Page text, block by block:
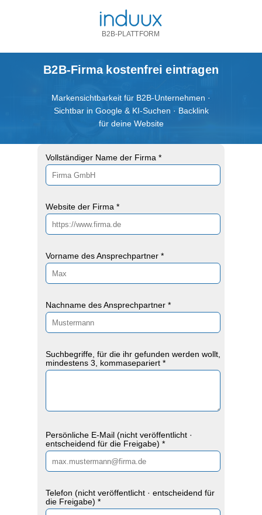
B2B-Firma kostenfrei eintragen
B2B-PLATTFORM
Vollständiger Name der Firma *
Website der Firma *
Vorname des Ansprechpartner *
Nachname des Ansprechpartner *
Suchbegriffe, für die ihr gefunden werden wollt,
mindestens 3, kommasepariert *
Persönliche E-Mail (nicht veröffentlicht ·
entscheidend für die Freigabe) *
Telefon (nicht veröffentlicht · entscheidend für
die Freigabe) *
Markensichtbarkeit für B2B-Unternehmen ·
Sichtbar in Google & KI-Suchen · Backlink
für deine Website